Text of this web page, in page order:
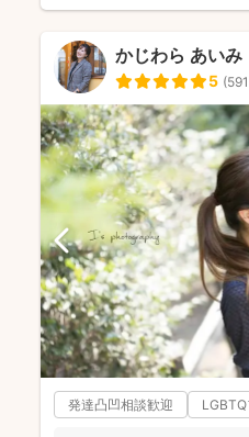
かじわら あいみ
5 (591
発達凸凹相談歓迎